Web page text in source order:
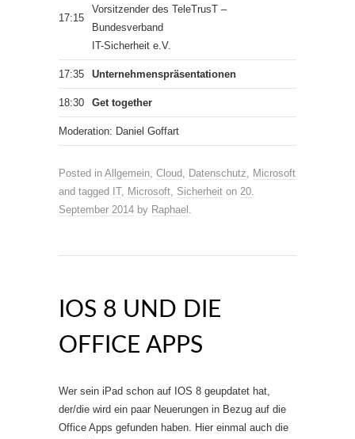
17:15
Vorsitzender des TeleTrusT –
Bundesverband
IT-Sicherheit e.V.
17:35 Unternehmenspräsentationen
18:30 Get together
Moderation: Daniel Goffart
Posted in Allgemein, Cloud, Datenschutz, Microsoft
and tagged IT, Microsoft, Sicherheit on 20.
September 2014 by Raphael .
IOS 8 UND DIE
OFFICE APPS
Wer sein iPad schon auf IOS 8 geupdatet hat,
der/die wird ein paar Neuerungen in Bezug auf die
Office Apps gefunden haben. Hier einmal auch die